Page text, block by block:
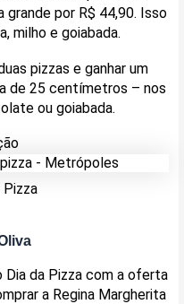
grande por R$ 44,90. Isso
milho e goiabada.
pizzas e ganhar um
de 25 centímetros – nos
ou goiabada.
Dia da Pizza com a oferta
a Regina Margherita